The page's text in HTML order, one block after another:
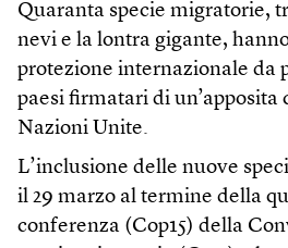
Quaranta specie migratorie,
nevi e la lontra gigante,
protezione internazionale da
paesi firmatari di un’apposita
Nazioni Unite.
L’inclusione delle nuove
il 29 marzo al termine della
conferenza (Cop15) della